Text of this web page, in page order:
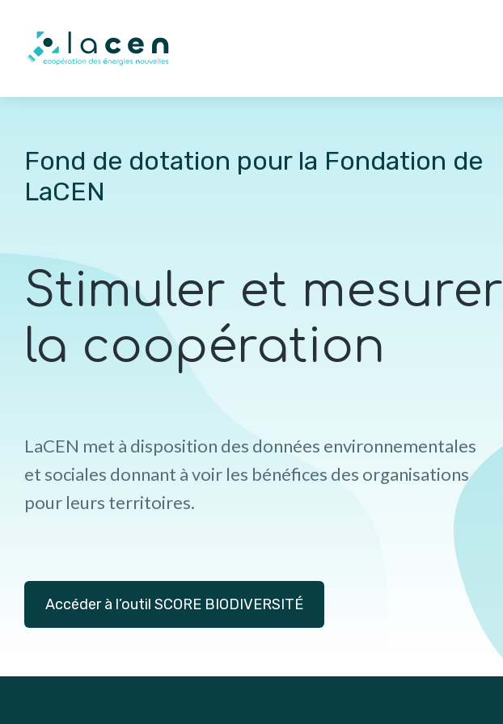
Fond de dotation pour la Fondation de
LaCEN
Stimuler et mesurer
la coopération
LaCEN met à disposition des données environnementales
et sociales donnant à voir les bénéfices des organisations
pour leurs territoires.
Accéder à l’outil SCORE BIODIVERSITÉ